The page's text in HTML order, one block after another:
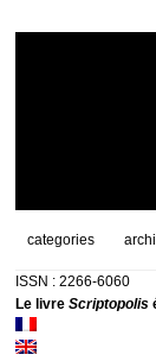
categories
ISSN : 2266-6060
Le livre Scriptopolis